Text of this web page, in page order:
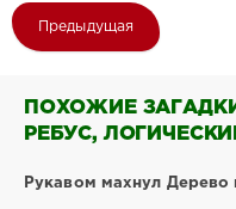
Предыдущая
ПОХОЖИЕ
РЕБУС,
Рукавом махнул Дерево